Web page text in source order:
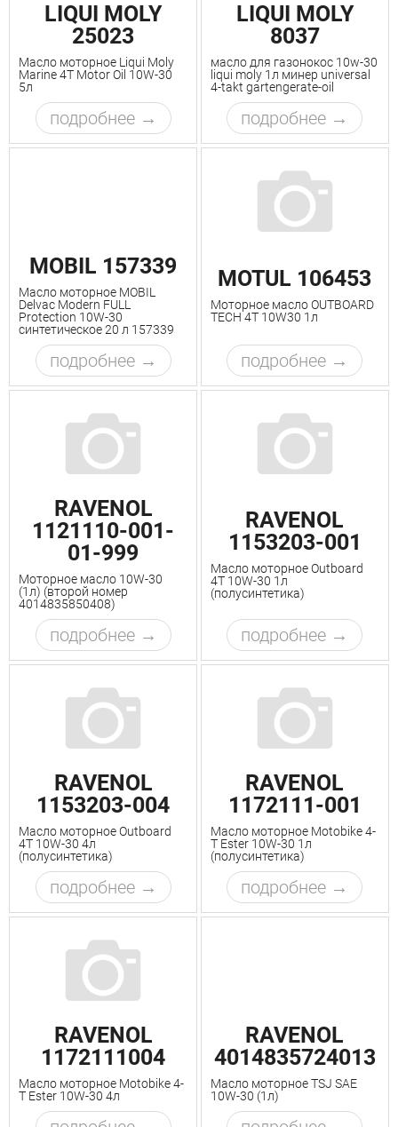
LIQUI MOLY
25023
Масло моторное Liqui Moly
Marine 4T Motor Oil 10W-30
5л
подробнее
LIQUI MOLY
8037
масло для газонокос 10w-30
liqui moly 1л минер universal
4-takt gartengerate-oil
подробнее
MOBIL 157339
Масло моторное MOBIL
Delvac Modern FULL
Protection 10W-30
синтетическое 20 л 157339
подробнее
MOTUL 106453
Моторное масло OUTBOARD
TECH 4T 10W30 1л
подробнее
RAVENOL
1121110-001-
01-999
Моторное масло 10W-30
(1л) (второй номер
4014835850408)
подробнее
RAVENOL
1153203-001
Масло моторное Outboard
4T 10W-30 1л
(полусинтетика)
подробнее
RAVENOL
1153203-004
Масло моторное Outboard
4T 10W-30 4л
(полусинтетика)
подробнее
RAVENOL
1172111-001
Масло моторное Motobike 4-
T Ester 10W-30 1л
(полусинтетика)
подробнее
RAVENOL
1172111004
Масло моторное Motobike 4-
T Ester 10W-30 4л
RAVENOL
4014835724013
Масло моторное TSJ SAE
10W-30 (1л)